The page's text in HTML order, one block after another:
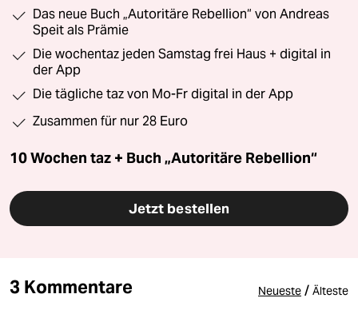
Das neue Buch „Autoritäre Rebellion“ von Andreas
Speit als Prämie
Die wochentaz jeden Samstag frei Haus + digital in
der App
Die tägliche taz von Mo-Fr digital in der App
Zusammen für nur 28 Euro
10 Wochen taz + Buch „Autoritäre Rebellion“
Jetzt bestellen
3 Kommentare Neueste / Älteste